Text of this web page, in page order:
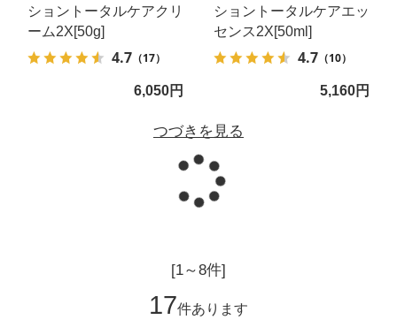
ショントータルケアクリ
ーム2X[50g]
4.7 （17）
6,050円
ショントータルケアエッ
センス2X[50ml]
4.7（10）
5,160円
つづきを見る
[1～8件]
17件あります